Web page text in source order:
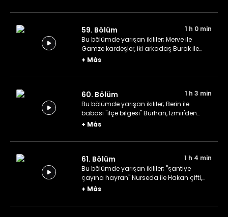
59. Bölüm
1 h 0 min
Bu bölümde yarışan ikililer; Merve ile
Gamze kardeşler, iki arkadaş Burak ile
Berk ve Damla ile Dilay kardeşler.
+ Más
60. Bölüm
1 h 3 min
Bu bölümde yarışan ikililer; Berin ile
babası "ilçe bilgesi" Burhan, İzmir'den
gelen gelin-görümce Melek ile Bengisu ve
+ Más
61. Bölüm
1 h 4 min
Bu bölümde yarışan ikililer; "şantiye
çayına hayran" Nurseda ile Hakan çifti,
anne-kız ikilisi Meryem ile Zeynep ve
+ Más